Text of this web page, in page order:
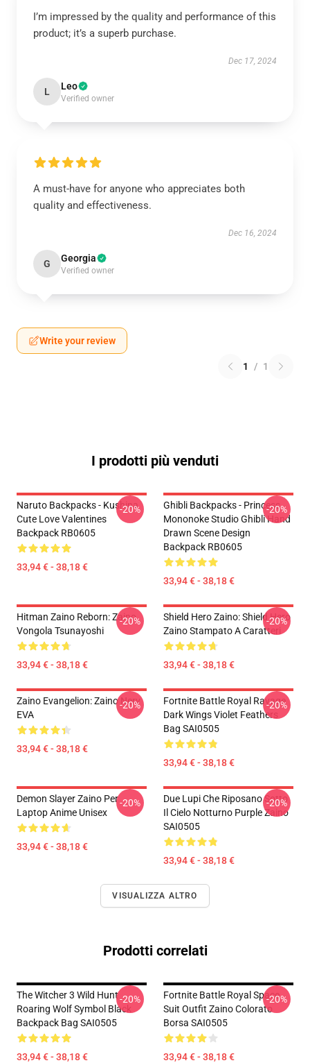
I’m impressed by the quality and performance of this
product; it’s a superb purchase.
Dec 17, 2024
L Leo
Verified owner
A must-have for anyone who appreciates both
quality and effectiveness.
Dec 16, 2024
G Georgia
Verified owner
Write your review
1 / 1
I prodotti più venduti
Naruto Backpacks - Kushina
Cute Love Valentines
Backpack RB0605
33,94 € - 38,18 €
-20%
Ghibli Backpacks - Princess
Mononoke Studio Ghibli Hand
Drawn Scene Design
Backpack RB0605
33,94 € - 38,18 €
-20%
Hitman Zaino Reborn: Zaino
Vongola Tsunayoshi
33,94 € - 38,18 €
-20%
Shield Hero Zaino: Shield Hero
Zaino Stampato A Caratteri
33,94 € - 38,18 €
-20%
Zaino Evangelion: Zaino Nerv
EVA
33,94 € - 38,18 €
-20%
Fortnite Battle Royal Ravage
Dark Wings Violet Feathers
Bag SAI0505
33,94 € - 38,18 €
-20%
Demon Slayer Zaino Per
Laptop Anime Unisex
33,94 € - 38,18 €
-20%
Due Lupi Che Riposano Sotto
Il Cielo Notturno Purple Zaino
SAI0505
33,94 € - 38,18 €
-20%
VISUALIZZA ALTRO
Prodotti correlati
The Witcher 3 Wild Hunt
Roaring Wolf Symbol Black
Backpack Bag SAI0505
33,94 € - 38,18 €
-20%
Fortnite Battle Royal Space
Suit Outfit Zaino Colorato
Borsa SAI0505
33,94 € - 38,18 €
-20%